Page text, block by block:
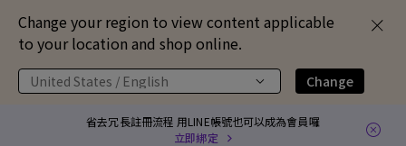
Change your region to view content applicable
to your location and shop online.
United States / English Change
省去冗長註冊流程 用LINE帳號也可以成為會員囉
立即綁定